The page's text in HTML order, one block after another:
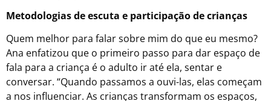
Metodologias de escuta e participação de crianças
Quem melhor para falar sobre mim do que eu mesmo?
Ana enfatizou que o primeiro passo para dar espaço de
fala para a criança é o adulto ir até ela, sentar e
conversar. “Quando passamos a ouvi-las, elas começam
a nos influenciar. As crianças transformam os espaços,